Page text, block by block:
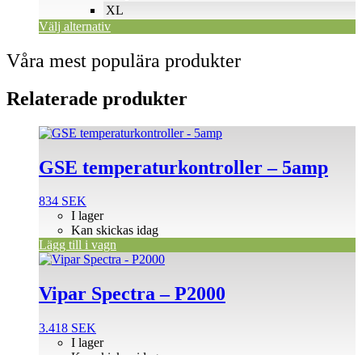
XL
Välj alternativ
produktsidan
Våra mest populära produkter
Relaterade produkter
GSE temperaturkontroller – 5amp
834 SEK
I lager
Kan skickas idag
Lägg till i vagn
Vipar Spectra – P2000
3.418 SEK
I lager